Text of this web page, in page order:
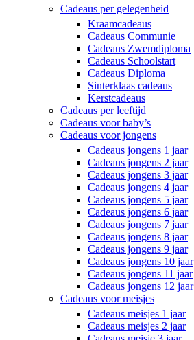
Cadeaus per gelegenheid
Kraamcadeaus
Cadeaus Communie
Cadeaus Zwemdiploma
Cadeaus Schoolstart
Cadeaus Diploma
Sinterklaas cadeaus
Kerstcadeaus
Cadeaus per leeftijd
Cadeaus voor baby’s
Cadeaus voor jongens
Cadeaus jongens 1 jaar
Cadeaus jongens 2 jaar
Cadeaus jongens 3 jaar
Cadeaus jongens 4 jaar
Cadeaus jongens 5 jaar
Cadeaus jongens 6 jaar
Cadeaus jongens 7 jaar
Cadeaus jongens 8 jaar
Cadeaus jongens 9 jaar
Cadeaus jongens 10 jaar
Cadeaus jongens 11 jaar
Cadeaus jongens 12 jaar
Cadeaus voor meisjes
Cadeaus meisjes 1 jaar
Cadeaus meisjes 2 jaar